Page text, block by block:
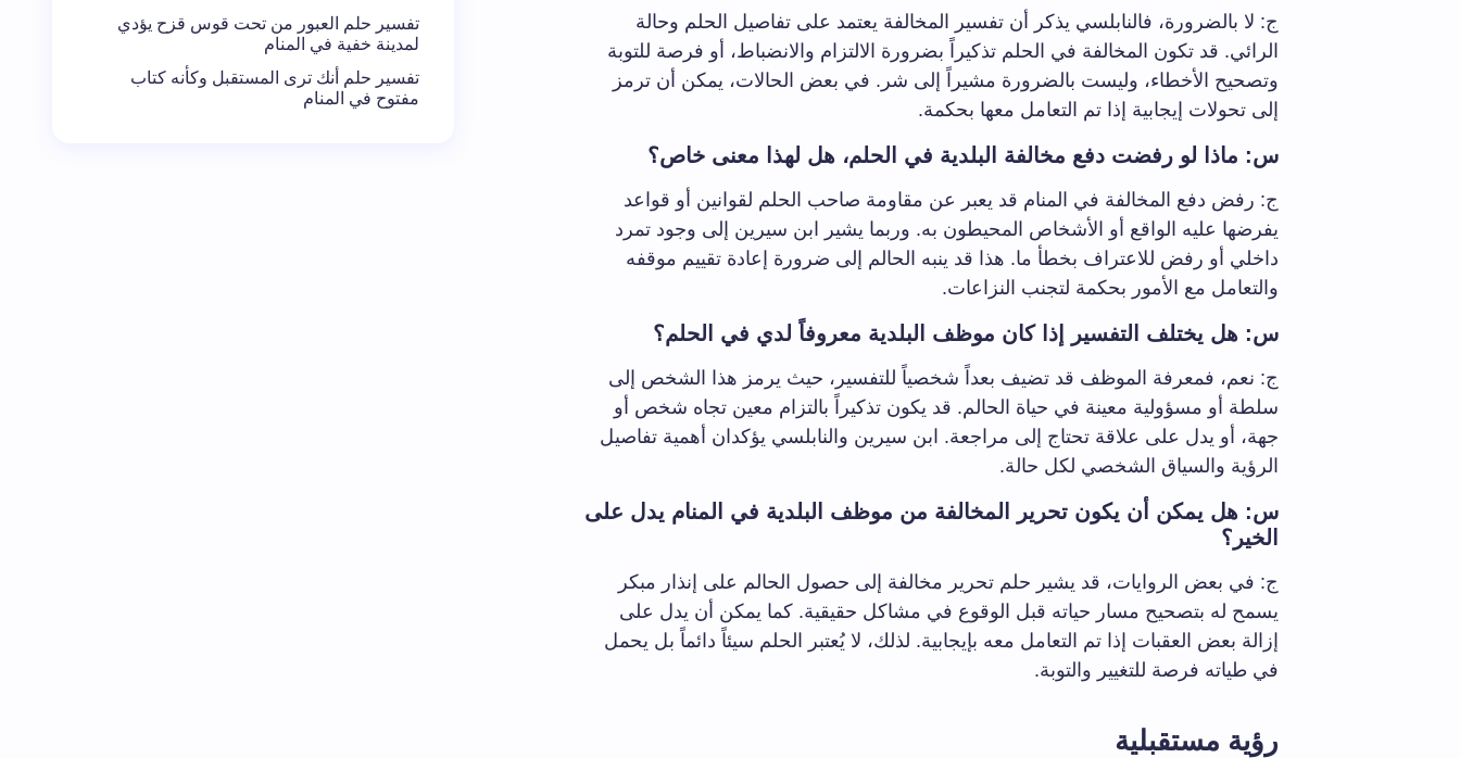
ج: لا بالضرورة، فالنابلسي يذكر أن تفسير المخالفة يعتمد على تفاصيل الحلم وحالة
الرائي. قد تكون المخالفة في الحلم تذكيراً بضرورة الالتزام والانضباط، أو فرصة للتوبة
وتصحيح الأخطاء، وليست بالضرورة مشيراً إلى شر. في بعض الحالات، يمكن أن ترمز
إلى تحولات إيجابية إذا تم التعامل معها بحكمة.
س: ماذا لو رفضت دفع مخالفة البلدية في الحلم، هل لهذا معنى خاص؟
ج: رفض دفع المخالفة في المنام قد يعبر عن مقاومة صاحب الحلم لقوانين أو قواعد
يفرضها عليه الواقع أو الأشخاص المحيطون به. وربما يشير ابن سيرين إلى وجود تمرد
داخلي أو رفض للاعتراف بخطأ ما. هذا قد ينبه الحالم إلى ضرورة إعادة تقييم موقفه
والتعامل مع الأمور بحكمة لتجنب النزاعات.
س: هل يختلف التفسير إذا كان موظف البلدية معروفاً لدي في الحلم؟
ج: نعم، فمعرفة الموظف قد تضيف بعداً شخصياً للتفسير، حيث يرمز هذا الشخص إلى
سلطة أو مسؤولية معينة في حياة الحالم. قد يكون تذكيراً بالتزام معين تجاه شخص أو
جهة، أو يدل على علاقة تحتاج إلى مراجعة. ابن سيرين والنابلسي يؤكدان أهمية تفاصيل
الرؤية والسياق الشخصي لكل حالة.
س: هل يمكن أن يكون تحرير المخالفة من موظف البلدية في المنام يدل على
الخير؟
ج: في بعض الروايات، قد يشير حلم تحرير مخالفة إلى حصول الحالم على إنذار مبكر
يسمح له بتصحيح مسار حياته قبل الوقوع في مشاكل حقيقية. كما يمكن أن يدل على
إزالة بعض العقبات إذا تم التعامل معه بإيجابية. لذلك، لا يُعتبر الحلم سيئاً دائماً بل يحمل
في طياته فرصة للتغيير والتوبة.
رؤية مستقبلية
تفسير حلم العبور من تحت قوس قزح يؤدي
لمدينة خفية في المنام
تفسير حلم أنك ترى المستقبل وكأنه كتاب
مفتوح في المنام